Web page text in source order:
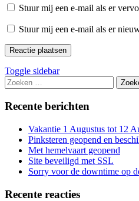
Stuur mij een e-mail als er
Stuur mij een e-mail als er
Sidebar
Toggle sidebar
Zoeken
naar:
Recente berichten
Vakantie 1 Augustus tot 12
Pinksteren geopend en
Met hemelvaart geopend
Site beveiligd met SSL
Sorry voor de downtime op
Recente reacties